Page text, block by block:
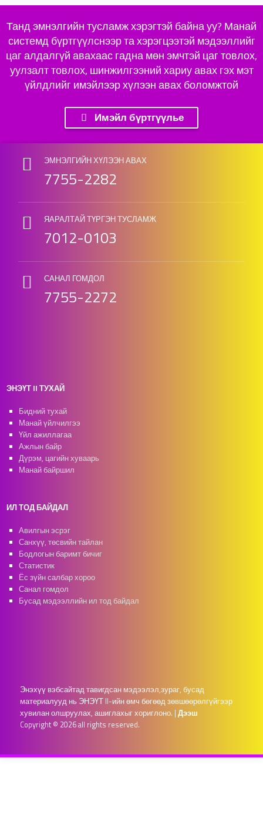
Танд эмнэлгийн тусламж хэрэгтэй байна уу? Манай
системд бүртгүүлснээр та хэрэгцээтэй мэдээллийг
цаг алдалгүй авахаас гадна мөн эмчтэй цаг товлох,
уулзалт товлох, шинжилгээний хариу авах гэх мэт
үйлдлийг имэйлээр хүлээн авах боломжтой
Имэйл бүртгүүлье
Skip back to main navigation
ЭМНЭЛГИЙН ХҮЛЭЭН АВАХ
7755-2282
ЯАРАЛТАЙ ТҮРГЭН ТУСЛАМЖ
7012-0103
САНАЛ ГОМДОЛ
7755-2272
ЭНЭҮТ II ТУХАЙ
Бидний тухай
Манай үйлчилгээ
Үйл ажиллагаа
Ажлын байр
Дүрэм, цагийн хуваарь
Манай байршил
ИЛ ТОД БАЙДАЛ
Авилгын эсрэг
Санхүү, төсвийн тайлан
Бодлогын баримт бичиг
Статистик
Ёс зүйн салбар хороо
Санал гомдол
Бусад мэдээллийн ил тод байдал
Энэхүү вэбсайтад тавигдсан мэдээлэл,зураг, бусад
материалууд нь ЭНЭҮТ II-ийн өмч бөгөөд зөвшөөрөлгүйгээр
хувилан олшруулах, ашиглахыг хориглоно. | Дээш
Copyright © 2026 all rights reserved.